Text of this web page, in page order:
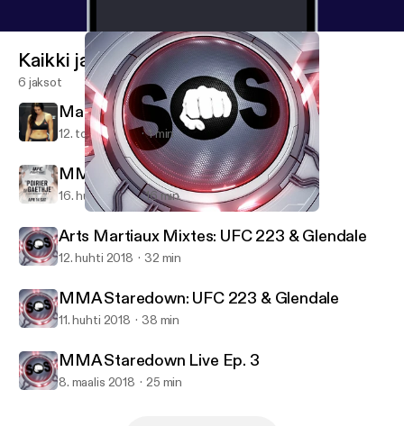
Stone on Sports Podcast
Kaikki jaksot
6 jaksot
Mackenzie Dern & her Shape
12. touko 2018 1 min
MMA: UFC Glendale Recap
16. huhti 2018 16 min
Arts Martiaux Mixtes: UFC 223 & Glendale
12. huhti 2018 32 min
MMA Staredown: UFC 223 & Glendale
11. huhti 2018 38 min
MMA Staredown Live Ep. 3
8. maalis 2018 25 min